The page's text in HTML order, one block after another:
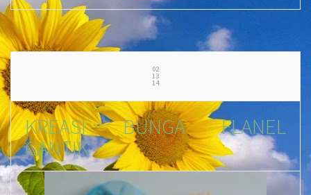
02
13
14
KREASI BUNGA FLANEL
CANTIK